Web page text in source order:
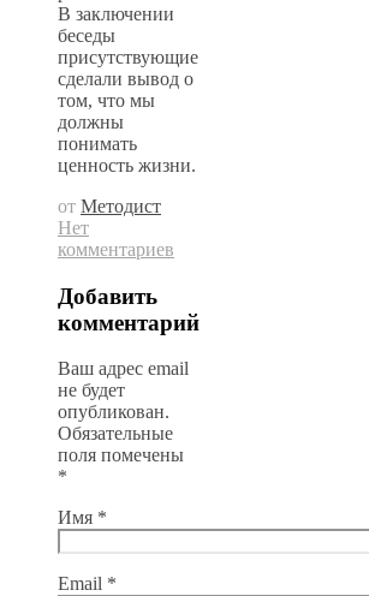
В заключении
беседы
присутствующие
сделали вывод о
том, что мы
должны
понимать
ценность жизни.
от Методист
Нет
комментариев
Добавить
комментарий
Ваш адрес email
не будет
опубликован.
Обязательные
поля помечены
*
Имя *
Email *